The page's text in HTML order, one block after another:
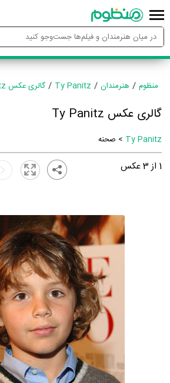
منظوم هنرمندان Ty Panitz گالری عکس Ty Panitz
گالری عکس Ty Panitz
Ty Panitz > صحنه
1 از3عکس